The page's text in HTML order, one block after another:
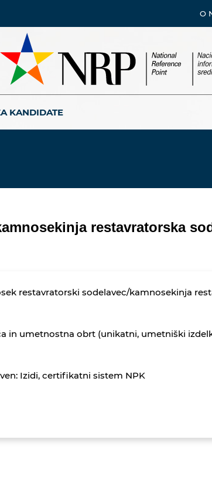
O
KANDIDATE
restavratorska
restavratorski sodelavec/kamnosekinja
in umetnostna obrt (unikatni, umetniški
Izidi, certifikatni sistem NPK